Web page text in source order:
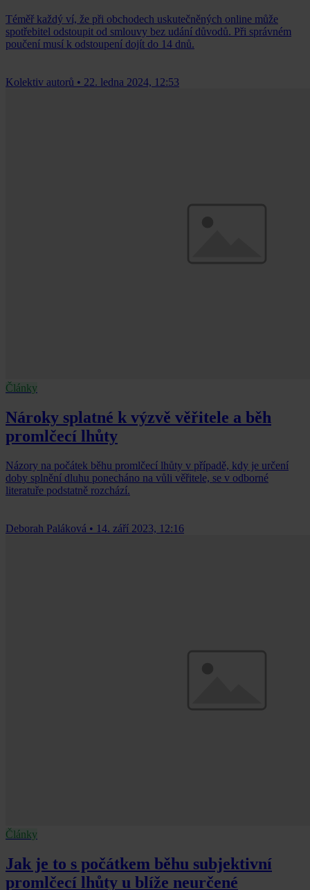
Téměř každý ví, že při obchodech uskutečněných online může
spotřebitel odstoupit od smlouvy bez udání důvodů. Při správném
poučení musí k odstoupení dojít do 14 dnů.
Kolektiv autorů • 22. ledna 2024, 12:53
Články
Nároky splatné k výzvě věřitele a běh
promlčecí lhůty
Názory na počátek běhu promlčecí lhůty v případě, kdy je určení
doby splnění dluhu ponecháno na vůli věřitele, se v odborné
literatuře podstatně rozchází.
Deborah Paláková • 14. září 2023, 12:16
Články
Jak je to s počátkem běhu subjektivní
promlčecí lhůty u blíže neurčené